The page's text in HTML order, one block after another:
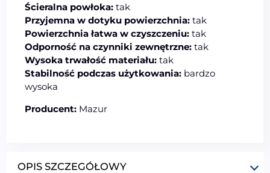
Ścieralna powłoka:tak
Przyjemna w dotyku powierzchnia:tak
Powierzchnia łatwa w czyszczeniu: tak
Odporność na czynniki zewnętrzne: tak
Wysoka trwałość materiału: tak
Stabilność podczas użytkowania: bardzo
wysoka
Producent: Mazur
OPIS SZCZEGÓŁOWY